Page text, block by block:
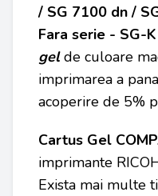
/ SG 7100 dn /
Fara serie - SG-
gelde culoare
imprimarea a
acoperire de 5%
Cartus Gel
imprimante
Exista mai multe